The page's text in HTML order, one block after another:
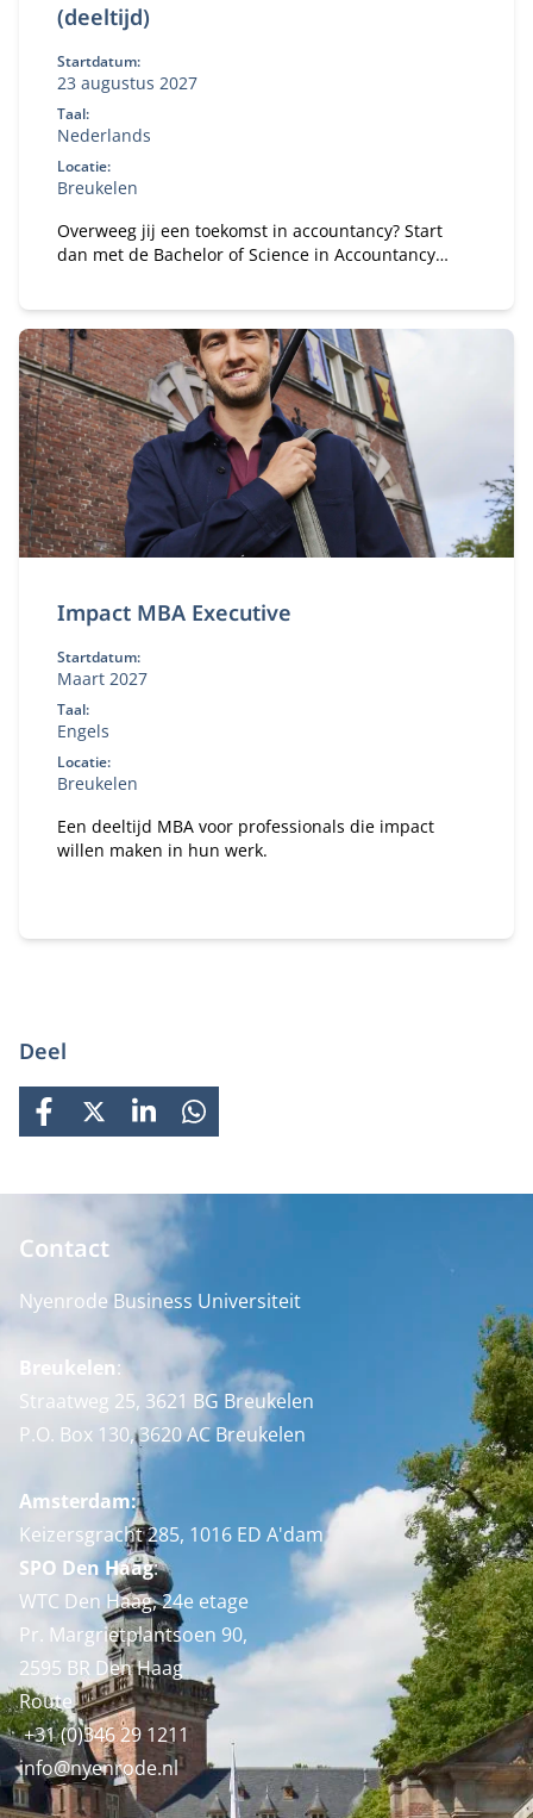
(deeltijd)
Startdatum:
23 augustus 2027
Taal:
Nederlands
Locatie:
Breukelen
Overweeg jij een toekomst in accountancy? Start
dan met de Bachelor of Science in Accountancy
Impact MBA Executive
Startdatum:
Maart 2027
Taal:
Engels
Locatie:
Breukelen
Een deeltijd MBA voor professionals die impact
willen maken in hun werk.
Deel
FACEBOOK
X LINKEDINWHATSAPP
Contact
Nyenrode Business Universiteit
Breukelen:
Straatweg 25, 3621 BG Breukelen
P.O. Box 130, 3620 AC Breukelen
Amsterdam:
Keizersgracht 285, 1016 ED A'dam
SPO Den Haag:
WTC Den Haag, 24e etage
Pr. Margrietplantsoen 90,
2595 BR Den Haag
Route
+31 (0)346 29 1211
info@nyenrode.nl